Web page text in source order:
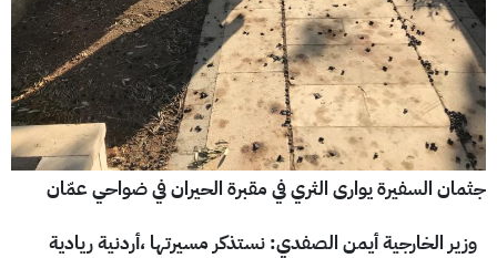
جثمان السفيرة يوارى الثري في مقبرة الحيران في ضواحي عمّان
وزير الخارجية أيمن الصفدي: نستذكر مسيرتها ،أردنية ريادية